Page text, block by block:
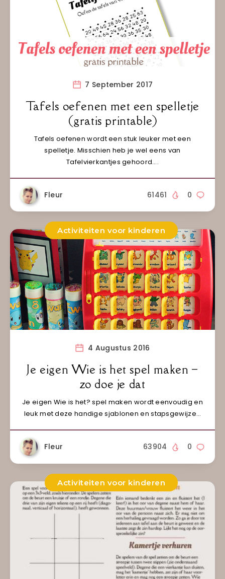
7 September 2017
Tafels oefenen met een spelletje
(gratis printable)
Tafels oefenen wordt een stuk leuker met een
spelletje. Misschien heb je wel eens van
Tafelvierkantjes gehoord….
Fleur 0
61461
Activiteiten voor kinderen
4 Augustus 2016
Je eigen Wie is het spel maken –
zo doe je dat
Je eigen Wie is het? spel maken wordt eenvoudig en
leuk met deze handige sjablonen en stapsgewijze…
Fleur 0
63904
Activiteiten voor kinderen